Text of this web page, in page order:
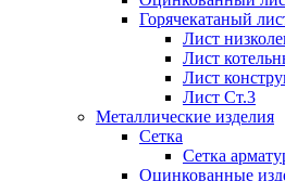
Горячекатаный
Лист
Лист
Лист
Лист Ст.3
Металлические изделия
Сетка
Сетка
Оцинкованные